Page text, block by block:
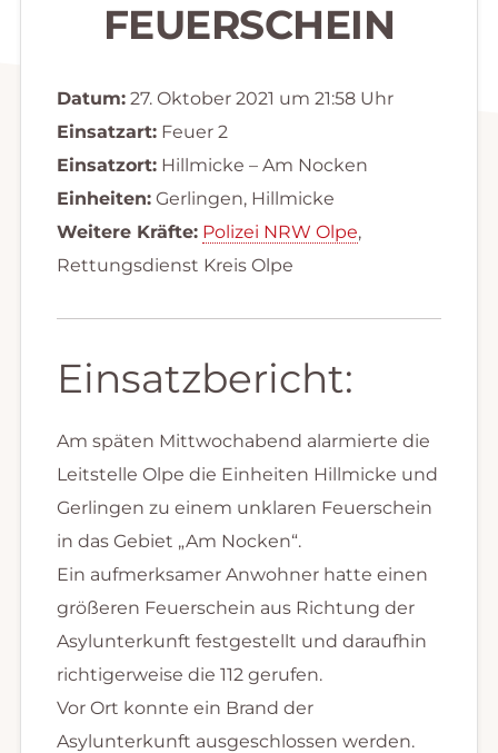
FEUERSCHEIN
Datum:27. Oktober 2021 um 21:58 Uhr
Einsatzart:Feuer 2
Einsatzort:Hillmicke – Am Nocken
Einheiten:Gerlingen, Hillmicke
Weitere Kräfte: Polizei NRW Olpe,
Rettungsdienst Kreis Olpe
Einsatzbericht:
Am späten Mittwochabend alarmierte die
Leitstelle Olpe die Einheiten Hillmicke und
Gerlingen zu einem unklaren Feuerschein
in das Gebiet „Am Nocken“.
Ein aufmerksamer Anwohner hatte einen
größeren Feuerschein aus Richtung der
Asylunterkunft festgestellt und daraufhin
richtigerweise die 112 gerufen.
Vor Ort konnte ein Brand der
Asylunterkunft ausgeschlossen werden.